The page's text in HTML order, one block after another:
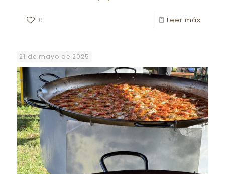
0 Leer más
21 de mayo de 2025